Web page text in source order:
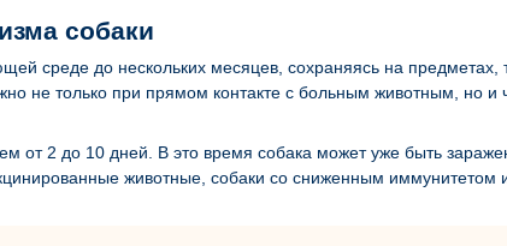
собаки
среде до нескольких месяцев, сохраняясь на
не только при прямом контакте с больным животным, но и
от 2 до 10 дней. В это время собака может уже быть
животные, собаки со сниженным иммунитетом